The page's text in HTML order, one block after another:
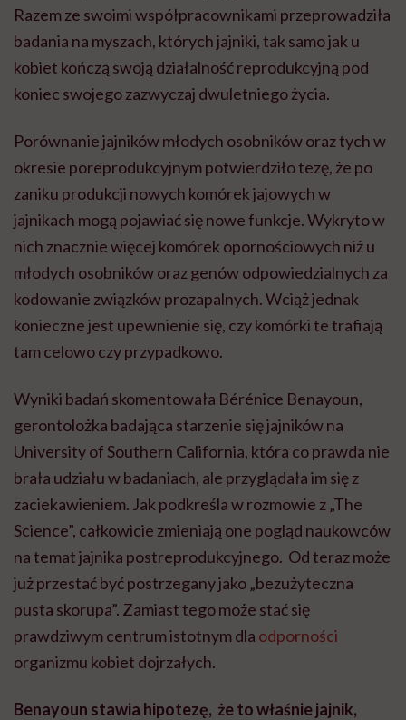
Razem ze swoimi współpracownikami przeprowadziła
badania na myszach, których jajniki, tak samo jak u
kobiet kończą swoją działalność reprodukcyjną pod
koniec swojego zazwyczaj dwuletniego życia.
Porównanie jajników młodych osobników oraz tych w
okresie poreprodukcyjnym potwierdziło tezę, że po
zaniku produkcji nowych komórek jajowych w
jajnikach mogą pojawiać się nowe funkcje. Wykryto w
nich znacznie więcej komórek opornościowych niż u
młodych osobników oraz genów odpowiedzialnych za
kodowanie związków prozapalnych. Wciąż jednak
konieczne jest upewnienie się, czy komórki te trafiają
tam celowo czy przypadkowo.
Wyniki badań skomentowała Bérénice Benayoun,
gerontolożka badająca starzenie się jajników na
University of Southern California, która co prawda nie
brała udziału w badaniach, ale przyglądała im się z
zaciekawieniem. Jak podkreśla w rozmowie z „The
Science”, całkowicie zmieniają one pogląd naukowców
na temat jajnika postreprodukcyjnego. Od teraz może
już przestać być postrzegany jako „bezużyteczna
pusta skorupa”. Zamiast tego może stać się
prawdziwym centrum istotnym dla odporności
organizmu kobiet dojrzałych.
Benayoun stawia hipotezę, że to właśnie jajnik,